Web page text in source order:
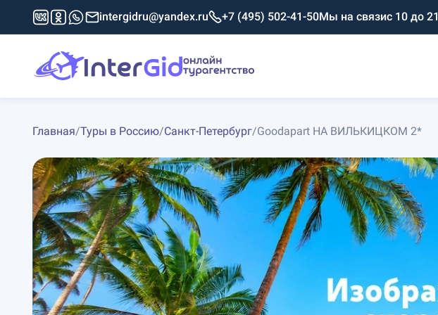
intergidru@yandex.ru +7 (495) 502-41-50Мы на связис 10 до 21
Главная/Туры в Россию/Санкт-Петербург/Goodapart НА ВИЛЬКИЦКОМ 2*